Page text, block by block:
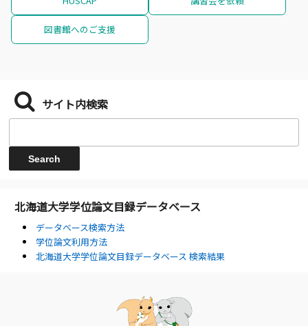
図書館へのご支援
サイト内検索
北海道大学学位論文目録データベース
データベース検索方法
学位論文利用方法
北海道大学学位論文目録データベース 検索結果